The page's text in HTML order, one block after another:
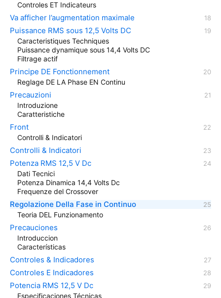
Controles ET Indicateurs
Va afficher l’augmentation maximale
Puissance RMS sous 12,5 Volts DC
Caracteristiques Techniques
Puissance dynamique sous 14,4 Volts DC
Filtrage actif
Principe DE Fonctionnement
Reglage DE LA Phase EN Continu
Precauzioni
Introduzione
Caratteristiche
Front
Controlli & Indicatori
Controlli & Indicatori
Potenza RMS 12,5 V Dc
Dati Tecnici
Potenza Dinamica 14,4 Volts Dc
Frequenze del Crossover
Regolazione Della Fase in Continuo
Teoria DEL Funzionamento
Precauciones
Introduccion
Características
Controles & Indicadores
Controles E Indicadores
Potencia RMS 12,5 V Dc
Especificaciones Técnicas